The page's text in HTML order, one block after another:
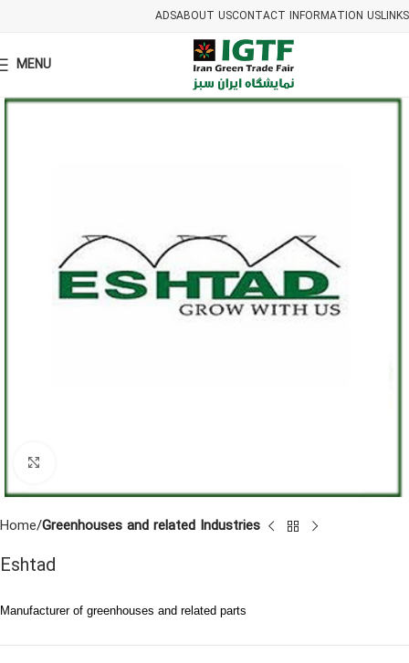
ADSABOUT USCONTACT INFORMATION USLINKS
MENU
Home Greenhouses and related Industries
Eshtad
Manufacturer of greenhouses and related parts